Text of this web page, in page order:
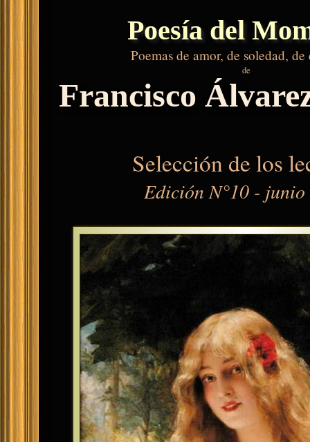
Poesía del
Poemas de amor, de soledad, de
de
Francisco
Selección de los
Edición N°10 - junio